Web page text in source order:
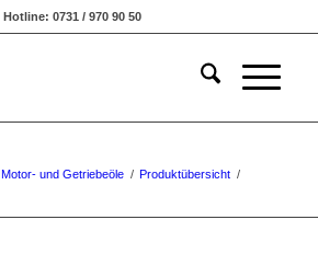
Hotline: 0731 / 970 90 50
Motor- und Getriebeöle / Produktübersicht /